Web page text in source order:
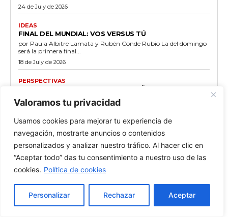
Valoramos tu privacidad
Usamos cookies para mejorar tu experiencia de
navegación, mostrarte anuncios o contenidos
personalizados y analizar nuestro tráfico. Al hacer clic en
“Aceptar todo” das tu consentimiento a nuestro uso de las
cookies. Política de cookies
Personalizar Rechazar Aceptar
24 de July de 2026
IDEAS
FINAL DEL MUNDIAL: VOS VERSUS TÚ
por Paula Albitre Lamata y Rubén Conde Rubio La del domingo
será la primera final...
18 de July de 2026
PERSPECTIVAS
por Tara Valencia Este mes estamos iluminando el National Mall
con proyecciones cartográficas de precisión...
4 de July de 2026
ENGLISH
THE LEDGER AT 250
by Tara Valencia This month we are lighting up the Mall with
precision-mapped projections telling...
4 de July de 2026
POLÍTICA
¿DE QUIÉN ES ESTE PAÍS AHORA?